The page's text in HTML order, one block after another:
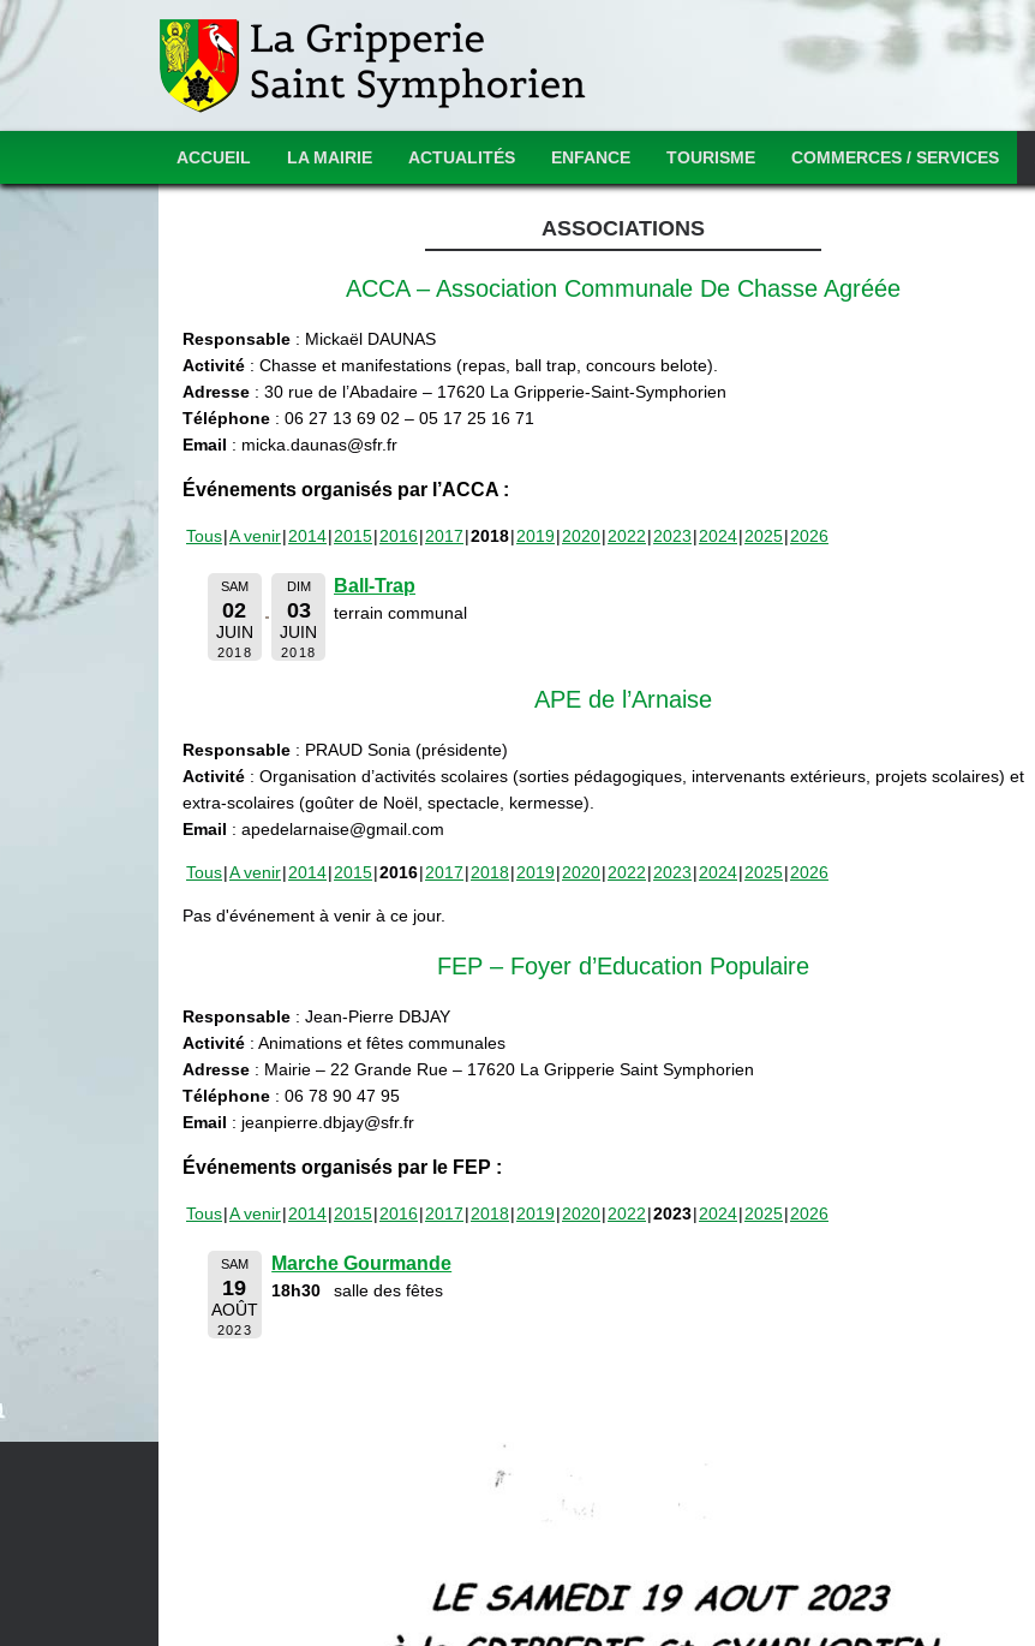
ACCUEIL LA MAIRIE ACTUALITÉS ENFANCE TOURISME COMMERCES / SERVICES
ASSOCIATIONS
ACCA – Association Communale De Chasse Agréée
Responsable : Mickaël DAUNAS
Activité : Chasse et manifestations (repas, ball trap, concours belote).
Adresse : 30 rue de l’Abadaire – 17620 La Gripperie-Saint-Symphorien
Téléphone : 06 27 13 69 02 – 05 17 25 16 71
Email : micka.daunas@sfr.fr
Événements organisés par l’ACCA :
Tous A venir 2014 2015 2016 2017 2018 2019 2020 2022 2023 2024 2025 2026
SAM
02
JUIN
2018
DIM
03
JUIN
2018
Ball-Trap
terrain communal
APE de l’Arnaise
Responsable : PRAUD Sonia (présidente)
Activité : Organisation d’activités scolaires (sorties pédagogiques, intervenants extérieurs, projets scolaires) et
extra-scolaires (goûter de Noël, spectacle, kermesse).
Email : apedelarnaise@gmail.com
Tous A venir 2014 2015 2016 2017 2018 2019 2020 2022 2023 2024 2025 2026
Pas d'événement à venir à ce jour.
FEP – Foyer d’Education Populaire
Responsable : Jean-Pierre DBJAY
Activité : Animations et fêtes communales
Adresse : Mairie – 22 Grande Rue – 17620 La Gripperie Saint Symphorien
Téléphone : 06 78 90 47 95
Email : jeanpierre.dbjay@sfr.fr
Événements organisés par le FEP :
Tous A venir 2014 2015 2016 2017 2018 2019 2020 2022 2023 2024 2025 2026
SAM
19
AOÛT
2023
Marche Gourmande
18h30 salle des fêtes